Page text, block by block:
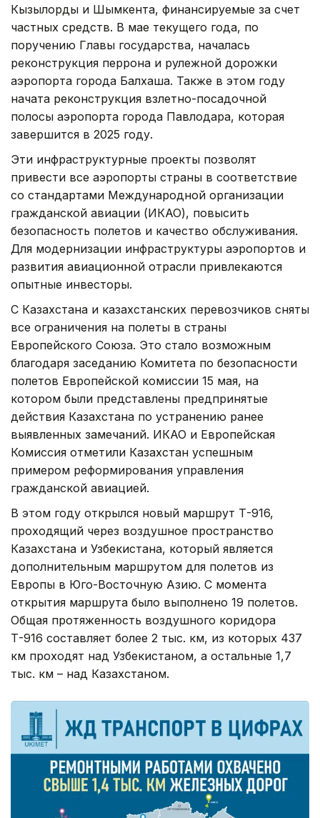
Кызылорды и Шымкента, финансируемые за счет
частных средств. В мае текущего года, по
поручению Главы государства, началась
реконструкция перрона и рулежной дорожки
аэропорта города Балхаша. Также в этом году
начата реконструкция взлетно-посадочной
полосы аэропорта города Павлодара, которая
завершится в 2025 году.
Эти инфраструктурные проекты позволят
привести все аэропорты страны в соответствие
со стандартами Международной организации
гражданской авиации (ИКАО), повысить
безопасность полетов и качество обслуживания.
Для модернизации инфраструктуры аэропортов и
развития авиационной отрасли привлекаются
опытные инвесторы.
С Казахстана и казахстанских перевозчиков сняты
все ограничения на полеты в страны
Европейского Союза. Это стало возможным
благодаря заседанию Комитета по безопасности
полетов Европейской комиссии 15 мая, на
котором были представлены предпринятые
действия Казахстана по устранению ранее
выявленных замечаний. ИКАО и Европейская
Комиссия отметили Казахстан успешным
примером реформирования управления
гражданской авиацией.
В этом году открылся новый маршрут Т-916,
проходящий через воздушное пространство
Казахстана и Узбекистана, который является
дополнительным маршрутом для полетов из
Европы в Юго-Восточную Азию. С момента
открытия маршрута было выполнено 19 полетов.
Общая протяженность воздушного коридора
Т-916 составляет более 2 тыс. км, из которых 437
км проходят над Узбекистаном, а остальные 1,7
тыс. км – над Казахстаном.